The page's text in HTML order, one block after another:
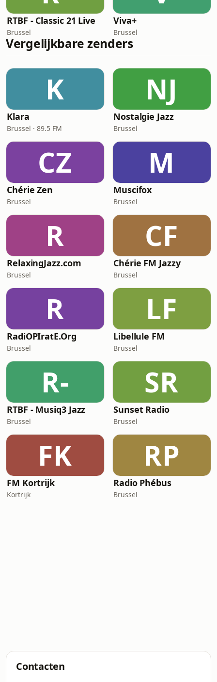
RTBF - Classic 21 Live
Brussel
Viva+
Brussel
Vergelijkbare zenders
K
Klara
Brussel · 89.5 FM
NJ
Nostalgie Jazz
Brussel
CZ
Chérie Zen
Brussel
M
Muscifox
Brussel
R
RelaxingJazz.com
Brussel
CF
Chérie FM Jazzy
Brussel
R
RadiOPIratE.Org
Brussel
LF
Libellule FM
Brussel
R-
RTBF - Musiq3 Jazz
Brussel
SR
Sunset Radio
Brussel
FK
FM Kortrijk
Kortrijk
RP
Radio Phébus
Brussel
Contacten